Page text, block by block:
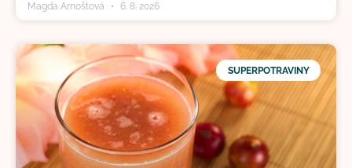
Magda Arnoštová 6. 8. 2026
SUPERPOTRAVINY